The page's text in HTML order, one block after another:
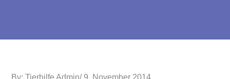
By:Tierhilfe AdminPosted
9. November 2014